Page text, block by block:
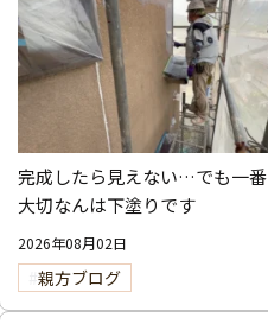
完成したら見えない…でも一番
大切なんは下塗りです
2026年08月02日
親方ブログ